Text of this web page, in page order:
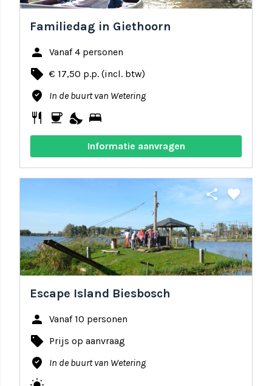
Familiedag in Giethoorn
person Vanaf 4 personen
local_offer € 17,50 p.p. (incl. btw)
where_to_vote In de buurt van Wetering
restaurant coffee nights_stay bed
Informatie aanvragen
share favorite
Escape Island Biesbosch
person Vanaf 10 personen
local_offer Prijs op aanvraag
where_to_vote In de buurt van Wetering